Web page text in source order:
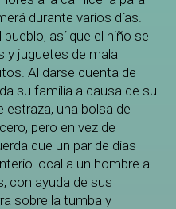
durante varios días.
así que el niño se
y juguetes de mala
Al darse cuenta de
su familia a causa de su
estraza, una bolsa de
pero en vez de
que un par de días
local a un hombre a
con ayuda de sus
sobre la tumba y